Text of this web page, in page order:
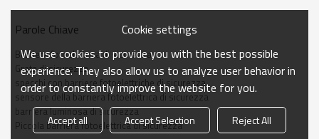
Distanza di
rilevamento
30-3000mm
risposta
≤15 ms
Dati meccanici
Materiale
dell'alloggiamentoMetallo
Parole Chiave
Barriera fotoelettrica di sicurezza
Grata di sicurezza
specchi con barriere fotoelettriche di sicurezza
sensore della barriera fotoelettrica di sicurezza
barriera luminosa di sicurezza
Piccola barriera fotoelettrica di sicurezza
Cookie settings
We use cookies to provide you with the best possible
experience. They also allow us to analyze user behavior in
order to constantly improve the website for you.
Accept all Accept Selection Reject All